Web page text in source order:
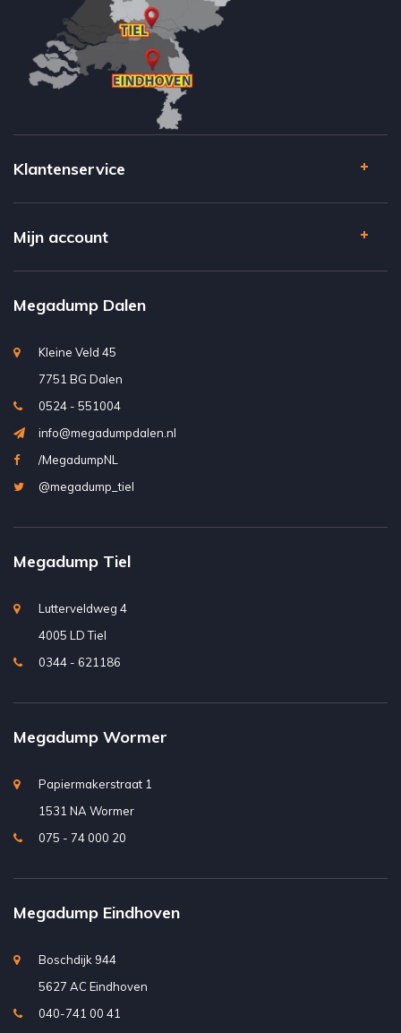
Klantenservice
Mijn account
Megadump Dalen
Kleine Veld 45
7751 BG Dalen
0524 - 551004
info@megadumpdalen.nl
/MegadumpNL
@megadump_tiel
Megadump Tiel
Lutterveldweg 4
4005 LD Tiel
0344 - 621186
Megadump Wormer
Papiermakerstraat 1
1531 NA Wormer
075 - 74 000 20
Megadump Eindhoven
Boschdijk 944
5627 AC Eindhoven
040-741 00 41